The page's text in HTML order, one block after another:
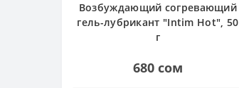
Возбуждающий согревающий
гель-лубрикант "Intim Hot", 50
г
680 сом